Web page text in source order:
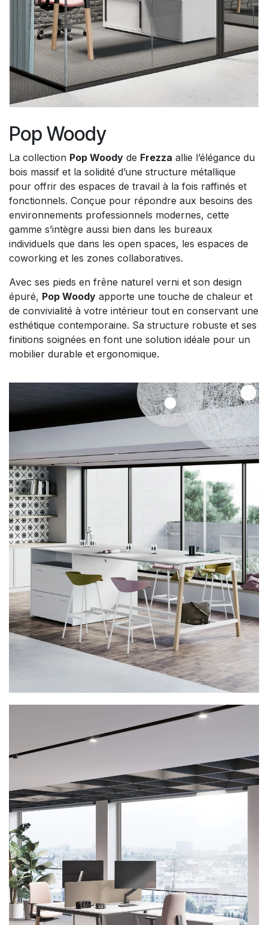
Pop Woody
La collection Pop Woody de Frezza allie l’élégance du
bois massif et la solidité d’une structure métallique
pour offrir des espaces de travail à la fois raffinés et
fonctionnels. Conçue pour répondre aux besoins des
environnements professionnels modernes, cette
gamme s’intègre aussi bien dans les bureaux
individuels que dans les open spaces, les espaces de
coworking et les zones collaboratives.
Avec ses pieds en frêne naturel verni et son design
épuré, Pop Woody apporte une touche de chaleur et
de convivialité à votre intérieur tout en conservant une
esthétique contemporaine. Sa structure robuste et ses
finitions soignées en font une solution idéale pour un
mobilier durable et ergonomique.